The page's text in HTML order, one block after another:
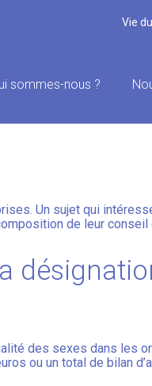
Vie
sommes-nous ?
Un sujet qui
de leur conseil
des sexes dans les
ou un total de bilan